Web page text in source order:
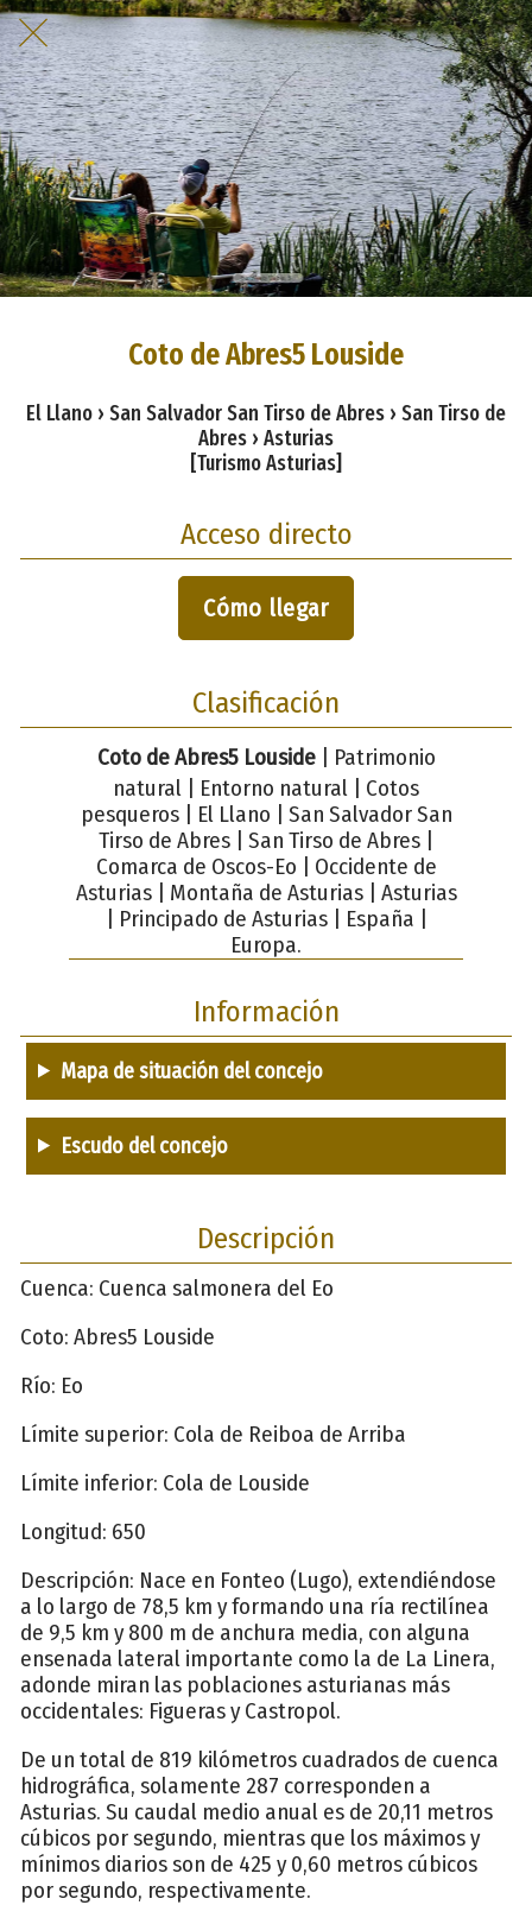
Coto de Abres5 Louside
El Llano › San Salvador San Tirso de Abres › San Tirso de
Abres › Asturias
[Turismo Asturias]
Acceso directo
Cómo llegar
Clasificación
Coto de Abres5 Louside| Patrimonio
natural | Entorno natural | Cotos
pesqueros | El Llano | San Salvador San
Tirso de Abres | San Tirso de Abres |
Comarca de Oscos-Eo | Occidente de
Asturias | Montaña de Asturias | Asturias
| Principado de Asturias | España |
Europa.
Información
Mapa de situación del concejo
Escudo del concejo
Descripción
Cuenca: Cuenca salmonera del Eo
Coto: Abres5 Louside
Río: Eo
Límite superior: Cola de Reiboa de Arriba
Límite inferior: Cola de Louside
Longitud: 650
Descripción: Nace en Fonteo (Lugo), extendiéndose
a lo largo de 78,5 km y formando una ría rectilínea
de 9,5 km y 800 m de anchura media, con alguna
ensenada lateral importante como la de La Linera,
adonde miran las poblaciones asturianas más
occidentales: Figueras y Castropol.
De un total de 819 kilómetros cuadrados de cuenca
hidrográfica, solamente 287 corresponden a
Asturias. Su caudal medio anual es de 20,11 metros
cúbicos por segundo, mientras que los máximos y
mínimos diarios son de 425 y 0,60 metros cúbicos
por segundo, respectivamente.